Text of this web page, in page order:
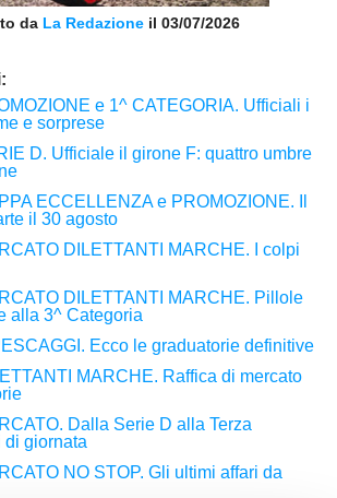
da La Redazione il 03/07/2026
e 1^ CATEGORIA. Ufficiali i
e sorprese
D. Ufficiale il girone F: quattro umbre
ECCELLENZA e PROMOZIONE. Il
il 30 agosto
DILETTANTI MARCHE. I colpi
DILETTANTI MARCHE. Pillole
alla 3^ Categoria
Ecco le graduatorie definitive
MARCHE. Raffica di mercato
Dalla Serie D alla Terza
di giornata
NO STOP. Gli ultimi affari da